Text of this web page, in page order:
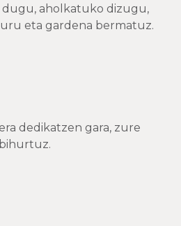
aholkatuko dizugu,
eta gardena bermatuz.
dedikatzen gara, zure